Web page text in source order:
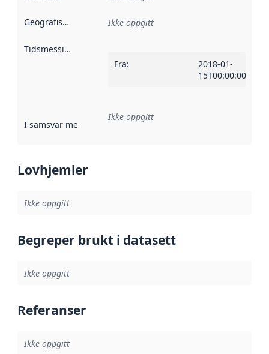
Geografisk avgrensning :
Ikke oppgitt
Tidsmessig avgrensning
Fra:
2018-01-
15T00:00:00Z
I samsvar med Referanse til en implementasjonsregel
Ikke oppgitt
Lovhjemler
Ikke oppgitt
Begreper brukt i datasett
Ikke oppgitt
Referanser
Ikke oppgitt